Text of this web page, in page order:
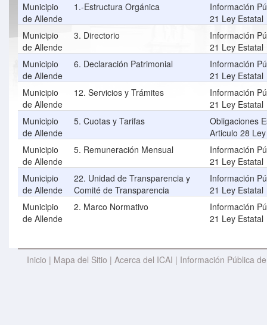
Municipio
de Allende
1.-Estructura Orgánica
Información
21 Ley Estatal
Municipio
de Allende
3. Directorio
Información
21 Ley Estatal
Municipio
de Allende
6. Declaración Patrimonial
Información
21 Ley Estatal
Municipio
de Allende
12. Servicios y Trámites
Información
21 Ley Estatal
Municipio
de Allende
5. Cuotas y Tarifas
Obligaciones
Articulo 28
Municipio
de Allende
5. Remuneración Mensual
Información
21 Ley Estatal
Municipio
de Allende
22. Unidad de Transparencia y
Comité de Transparencia
Información
21 Ley Estatal
Municipio
de Allende
2. Marco Normativo
Información
21 Ley Estatal
Inicio | Mapa del Sitio | Acerca del ICAI | Información Pública